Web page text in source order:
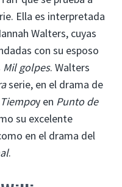
Ella es interpretada
Walters, cuyas
con su esposo
Mil golpes. Walters
serie, en el drama de
Tiempoy en Punto de
su excelente
en el drama del
.